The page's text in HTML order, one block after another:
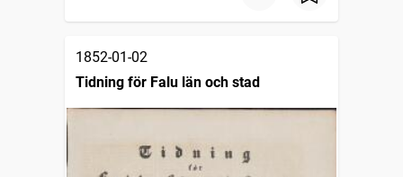
1852-01-02
Tidning för Falu län och stad